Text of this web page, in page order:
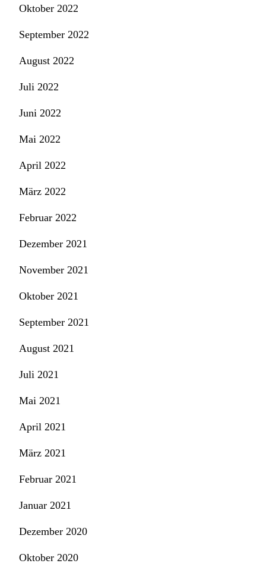
Oktober 2022
September 2022
August 2022
Juli 2022
Juni 2022
Mai 2022
April 2022
März 2022
Februar 2022
Dezember 2021
November 2021
Oktober 2021
September 2021
August 2021
Juli 2021
Mai 2021
April 2021
März 2021
Februar 2021
Januar 2021
Dezember 2020
Oktober 2020